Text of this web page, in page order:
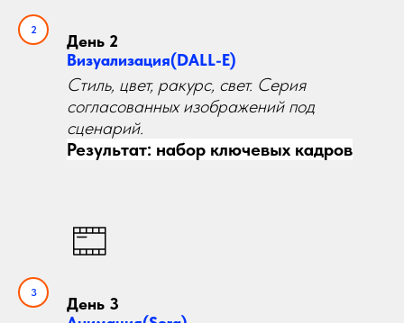
День 2
Визуализация(DALL-E)
Стиль, цвет, ракурс, свет. Серия
согласованных изображений под
сценарий.
Результат: набор ключевых кадров
День 3